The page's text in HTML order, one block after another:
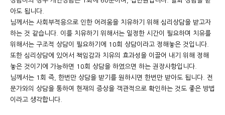
아도 됩니다.
님께서는 사회부적응으로 인한 어려움을 치유하기 위해 심리상담을 받고자
하는 것 같습니다. 이를 치유하기 위해서는 일정한 시간이 필요하며 치유를
위해서는 구조적 상담이 필요하기에 10회 상담이라고 정해놓은 것입니다.
또한 심리상담에 있어서 책임감과 치유의 효과성을 이끌어 내기 위해 정해
놓은 것이기에 가능하면 10회 상담을 하였으면 하는 권장사항입니다.
님께서는 1회 즉, 한번만 상담을 받기를 원하시면 한번만 받아도 됩니다. 전
문가와의 상담을 통하여 현재의 증상을 객관적으로 확인하는 것도 좋은 방법
이라고 생각합니다.